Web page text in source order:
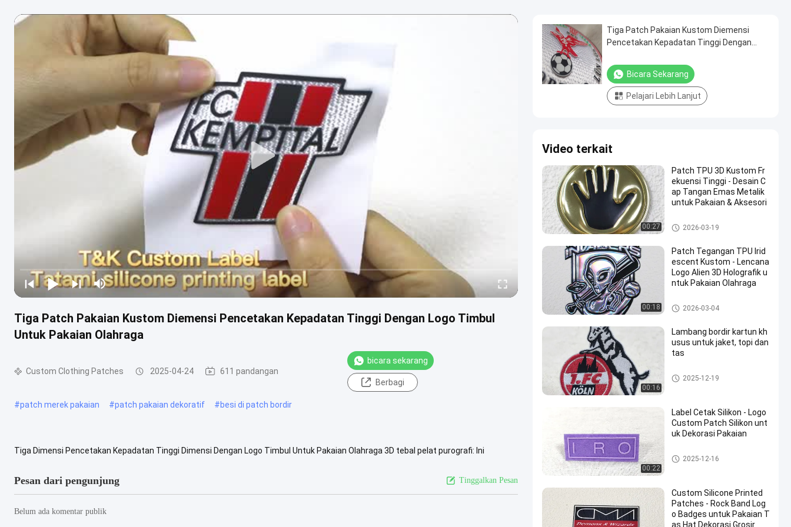
Tiga Patch Pakaian Kustom Diemensi Pencetakan Kepadatan Tinggi Dengan Logo Timbul
Untuk Pakaian Olahraga
Custom Clothing Patches 2025-04-24 611 pandangan
bicara sekarang
Berbagi
#patch merek pakaian #patch pakaian dekoratif #besi di patch bordir
Tiga Dimensi Pencetakan Kepadatan Tinggi Dimensi Dengan Logo Timbul Untuk Pakaian Olahraga 3D tebal pelat purografi: Ini
Pesan dari pengunjung Tinggalkan Pesan
Belum ada komentar publik
Tiga Patch Pakaian Kustom Diemensi
Pencetakan Kepadatan Tinggi Dengan
Bicara Sekarang
Pelajari Lebih Lanjut
Video terkait
00:27
Patch TPU 3D Kustom Fr
ekuensi Tinggi - Desain C
ap Tangan Emas Metalik
untuk Pakaian & Aksesori
Custom Clothing Patches
2026-03-19
00:18
Patch Tegangan TPU Irid
escent Kustom - Lencana
Logo Alien 3D Holografik u
ntuk Pakaian Olahraga
Custom Clothing Patches
2026-03-04
00:16
Lambang bordir kartun kh
usus untuk jaket, topi dan
tas
Custom Clothing Patches
2025-12-19
00:22
Label Cetak Silikon - Logo
Custom Patch Silikon unt
uk Dekorasi Pakaian
Custom Clothing Patches
2025-12-16
Custom Silicone Printed
Patches - Rock Band Log
o Badges untuk Pakaian T
as Hat Dekorasi Grosir